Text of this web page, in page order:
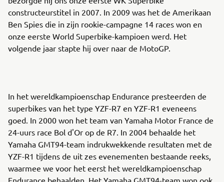
constructeurstitel in 2007. In 2009 was het de Amerikaan
Ben Spies die in zijn rookie-campagne 14 races won en
onze eerste World Superbike-kampioen werd. Het
volgende jaar stapte hij over naar de MotoGP.
In het wereldkampioenschap Endurance presteerden de
superbikes van het type YZF-R7 en YZF-R1 eveneens
goed. In 2000 won het team van Yamaha Motor France de
24-uurs race Bol d'Or op de R7. In 2004 behaalde het
Yamaha GMT94-team indrukwekkende resultaten met de
YZF-R1 tijdens de uit zes evenementen bestaande reeks,
waarmee we voor het eerst het wereldkampioenschap
Endurance behaalden. Het Yamaha GMT94-team won ook